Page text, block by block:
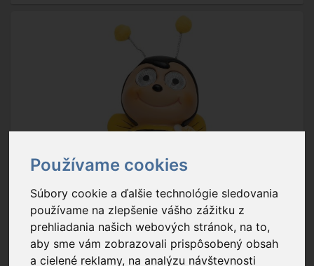
Používame cookies
Súbory cookie a ďalšie technológie sledovania
používame na zlepšenie vášho zážitku z
prehliadania našich webových stránok, na to,
aby sme vám zobrazovali prispôsobený obsah
a cielené reklamy, na analýzu návštevnosti